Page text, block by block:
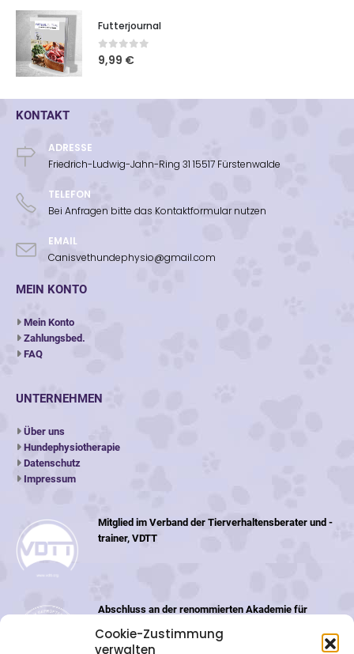
Cookie-Zustimmung
verwalten
Futterjournal
0 out of 5
9,99 €
KONTAKT
ADRESSE
Friedrich-Ludwig-Jahn-Ring 31 15517 Fürstenwalde
TELEFON
Bei Anfragen bitte das Kontaktformular nutzen
EMAIL
Canisvethundephysio@gmail.com
MEIN KONTO
Mein Konto
Zahlungsbed.
FAQ
UNTERNEHMEN
Über uns
Hundephysiotherapie
Datenschutz
Impressum
Mitglied im Verband der Tierverhaltensberater und -
trainer, VDTT
Abschluss an der renommierten Akademie für